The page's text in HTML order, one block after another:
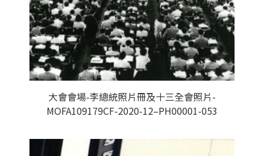
大會會場-李總統照片冊及十三全會照片-
MOFA109179CF-2020-12–PH00001-053